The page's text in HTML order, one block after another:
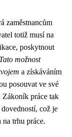
zaměstnancům
totiž musí na
poskytnout
Tato možnost
a získáváním
posouvat ve své
Zákoník práce tak
což je
trhu práce.